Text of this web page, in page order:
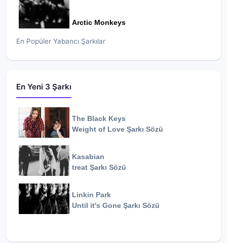
Arctic Monkeys
En Popüler Yabancı Şarkılar
En Yeni 3 Şarkı
The Black Keys
Weight of Love Şarkı Sözü
Kasabian
treat Şarkı Sözü
Linkin Park
Until it's Gone Şarkı Sözü